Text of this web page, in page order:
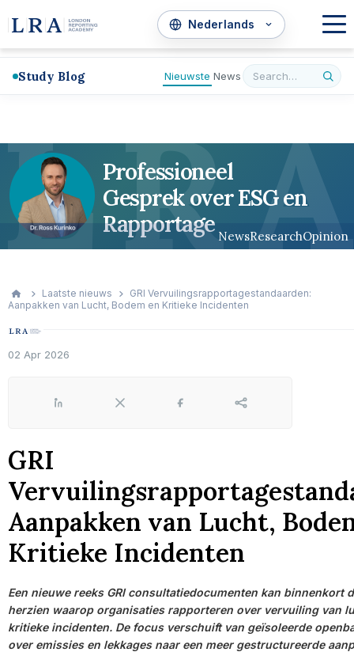
Study Blog Nieuwste News
Professioneel
Gesprek over ESG en
Rapportage NewsResearchOpinion
LRA
Laatste nieuws
GRI Vervuilingsrapportagestandaarden:
Aanpakken van Lucht, Bodem en Kritieke Incidenten
02 Apr 2026
LinkedIn X Facebook Share
GRI
Aanpakken van Lucht,
Kritieke Incidenten
Een nieuwe reeks GRI consultatiedocumenten kan binnenkort
herzien waarop organisaties rapporteren over vervuiling van
kritieke incidenten. De focus verschuift van geïsoleerde
over emissies en lekkages naar een meer gestructureerde